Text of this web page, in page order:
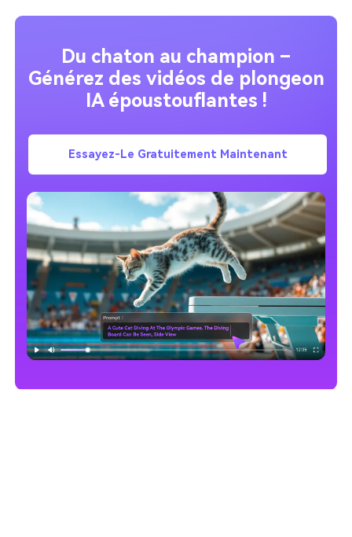
Du chaton au champion –
Générez des vidéos de plongeon
IA époustouflantes !
Essayez-Le Gratuitement Maintenant